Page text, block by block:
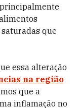
que
essa alteração
na região
que a
inflamação no